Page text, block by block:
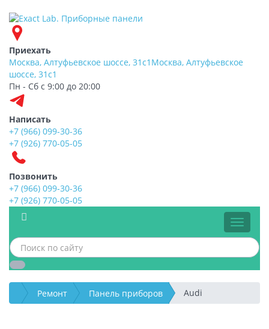
Приехать
Москва, Алтуфьевское шоссе, 31с1 Москва, Алтуфьевское
шоссе, 31с1
Пн - Сб с 9:00 до 20:00
Написать
+7 (966) 099-30-36
+7 (926) 770-05-05
Позвонить
+7 (966) 099-30-36
+7 (926) 770-05-05
Меню
Ремонт Панель приборов Audi